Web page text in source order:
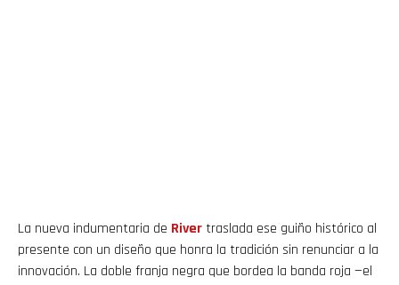
La nueva indumentaria de Rivertraslada ese guiño histórico al
presente con un diseño que honra la tradición sin renunciar a la
innovación. La doble franja negra que bordea la banda roja —el